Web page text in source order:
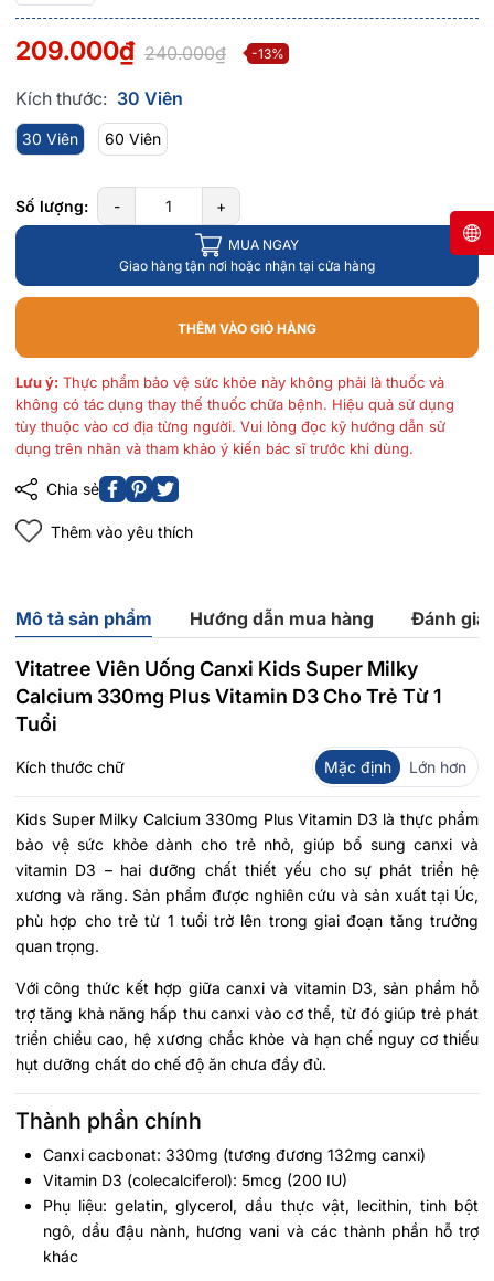
209.000₫ 240.000₫ -13%
Kích thước: 30 Viên
30 Viên 60 Viên
Số lượng: - +
MUA NGAY
Giao hàng tận nơi hoặc nhận tại cửa hàng
THÊM VÀO GIỎ HÀNG
Lưu ý: Thực phẩm bảo vệ sức khỏe này không phải là thuốc và
không có tác dụng thay thế thuốc chữa bệnh. Hiệu quả sử dụng
tùy thuộc vào cơ địa từng người. Vui lòng đọc kỹ hướng dẫn sử
dụng trên nhãn và tham khảo ý kiến bác sĩ trước khi dùng.
Chia sẻ
Thêm vào yêu thích
Mô tả sản phẩm Hướng dẫn mua hàng Đánh giá
Vitatree Viên Uống Canxi Kids Super Milky
Calcium 330mg Plus Vitamin D3 Cho Trẻ Từ 1
Tuổi
Kích thước chữ Mặc định Lớn hơn
Kids Super Milky Calcium 330mg Plus Vitamin D3 là thực phẩm
bảo vệ sức khỏe dành cho trẻ nhỏ, giúp bổ sung canxi và
vitamin D3 – hai dưỡng chất thiết yếu cho sự phát triển hệ
xương và răng. Sản phẩm được nghiên cứu và sản xuất tại Úc,
phù hợp cho trẻ từ 1 tuổi trở lên trong giai đoạn tăng trưởng
quan trọng.
Với công thức kết hợp giữa canxi và vitamin D3, sản phẩm hỗ
trợ tăng khả năng hấp thu canxi vào cơ thể, từ đó giúp trẻ phát
triển chiều cao, hệ xương chắc khỏe và hạn chế nguy cơ thiếu
hụt dưỡng chất do chế độ ăn chưa đầy đủ.
Thành phần chính
Canxi cacbonat: 330mg (tương đương 132mg canxi)
Vitamin D3 (colecalciferol): 5mcg (200 IU)
Phụ liệu: gelatin, glycerol, dầu thực vật, lecithin, tinh bột
ngô, dầu đậu nành, hương vani và các thành phần hỗ trợ
khác